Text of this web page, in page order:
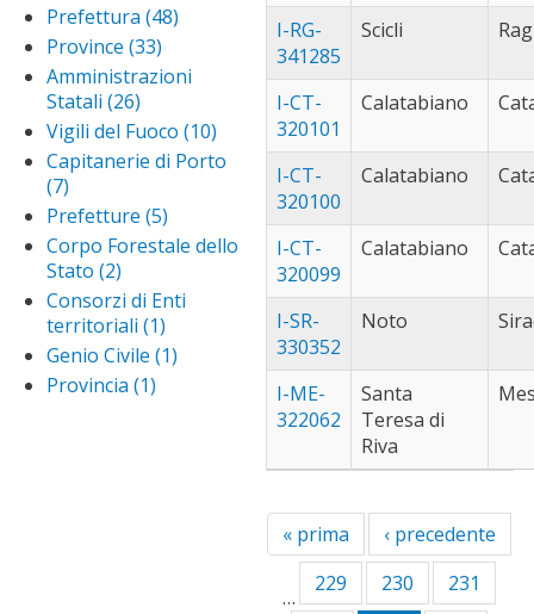
filter
filter
trecastagni
trecastagni
filter
valderice (27)
vallelunga
vallelunga
filter
villabate (50)
vittoria (43)
filter
Polizia
Prefettura (48)
filter
Province (33)
Province
Amministrazioni
Statali (26)
Amministrazioni
Statali filter
Vigili del Fuoco (10)
Vigili
Capitanerie di Porto
(7)
Porto filter
Prefetture (5)
Prefetture
Corpo Forestale dello
Stato (2)
Forestale dello
Stato filter
Consorzi di Enti
territoriali (1)
Consorzi
Genio Civile (1)
Provincia (1)
I-RG-
341285
Scicli
I-CT-
320101
Calatabiano
I-CT-
320100
Calatabiano
I-CT-
320099
Calatabiano
I-SR-
330352
Noto
I-ME-
322062
Santa
Teresa di
Riva
« prima ‹ precedente
…
229 230
231